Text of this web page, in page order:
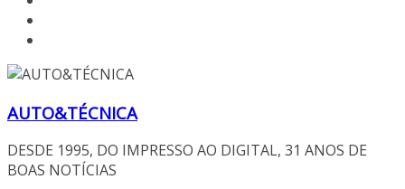
AUTO&TÉCNICA
DESDE 1995, DO IMPRESSO AO DIGITAL, 31 ANOS DE
BOAS NOTÍCIAS